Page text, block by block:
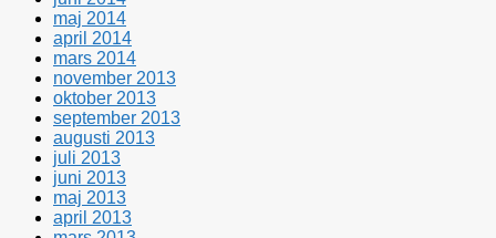
maj 2014
april 2014
mars 2014
november 2013
oktober 2013
september 2013
augusti 2013
juli 2013
juni 2013
maj 2013
april 2013